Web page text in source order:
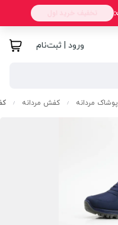
ورود | ثبت‌نام
پوشاک مردانه / کفش مردانه /